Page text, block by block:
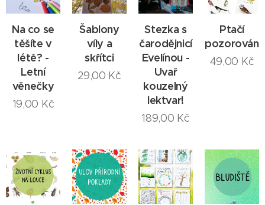
Na co se
těšíte v
létě? -
Letní
věnečky
19,00 Kč
Šablony
víly a
skřítci
29,00 Kč
Stezka s
čarodějnicí
Evelínou -
Uvař
kouzelný
lektvar!
189,00 Kč
Ptačí
pozorování
49,00 Kč